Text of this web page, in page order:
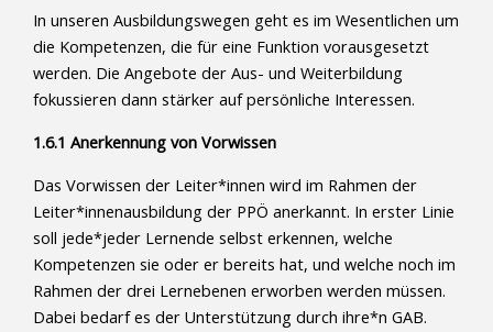
In unseren Ausbildungswegen geht es im Wesentlichen um
die Kompetenzen, die für eine Funktion vorausgesetzt
werden. Die Angebote der Aus- und Weiterbildung
fokussieren dann stärker auf persönliche Interessen.
1.6.1 Anerkennung von Vorwissen
Das Vorwissen der Leiter*innen wird im Rahmen der
Leiter*innenausbildung der PPÖ anerkannt. In erster Linie
soll jede*jeder Lernende selbst erkennen, welche
Kompetenzen sie oder er bereits hat, und welche noch im
Rahmen der drei Lernebenen erworben werden müssen.
Dabei bedarf es der Unterstützung durch ihre*n GAB.